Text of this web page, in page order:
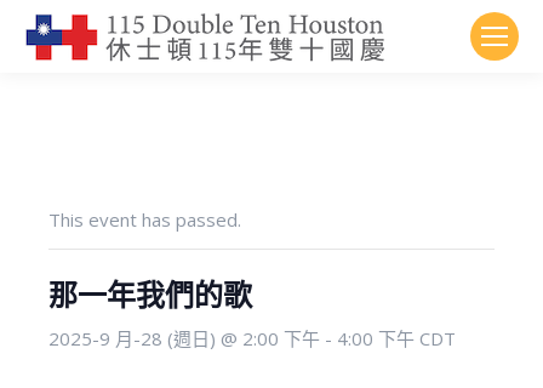
This event has passed.
那一年我們的歌
2025-9 月-28 (週日) @ 2:00 下午 - 4:00 下午 CDT